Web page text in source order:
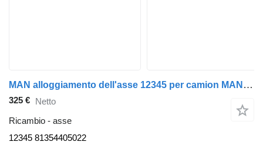
MAN alloggiamento dell'asse 12345 per camion MAN TGA 26.430
325 € Netto
Ricambio - asse
12345 81354405022